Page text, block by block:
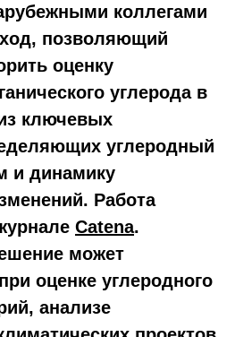
коллегами
позволяющий
оценку
углерода в
ключевых
углеродный
и динамику
Работа
Catena.
может
оценке углеродного
анализе